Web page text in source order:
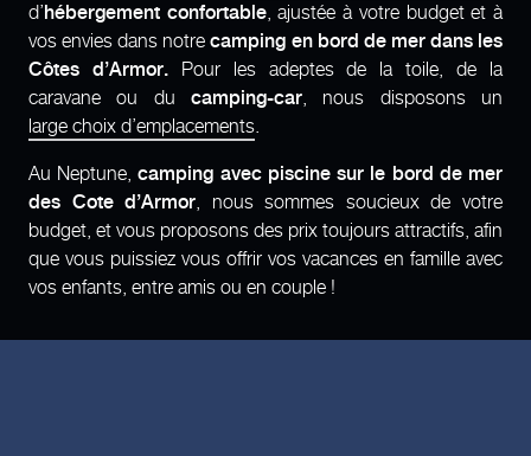
d’hébergement confortable, ajustée à votre budget et à
vos envies dans notrecamping en bord de mer dans les
Côtes d’Armor.
Pour les adeptes de la toile, de la
caravane ou du camping-car, nous disposons un
large choix d’emplacements.
Au Neptune,camping avec piscine sur le bord de mer
des Cote d’Armor, nous sommes soucieux de votre
budget, et vous proposons des prix toujours attractifs, afin
que vous puissiez vous offrir vos vacances en famille avec
vos enfants, entre amis ou en couple !